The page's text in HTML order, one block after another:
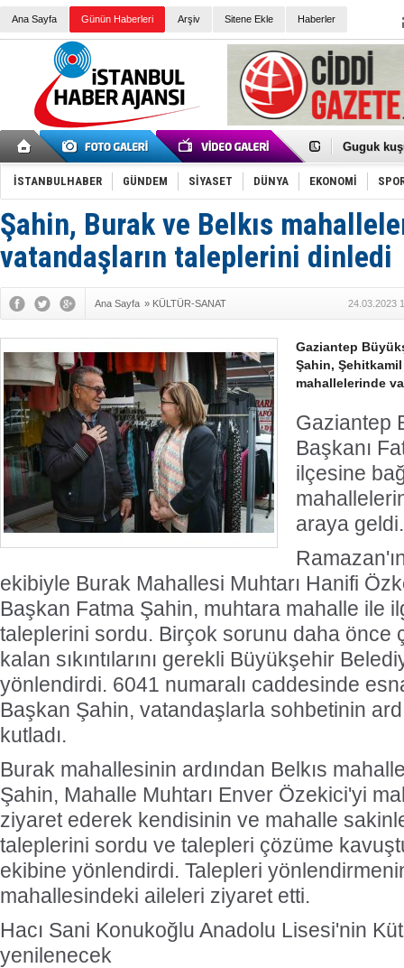
Ana Sayfa Günün Haberleri Arşiv Sitene Ekle Haberler
Elena
Düşük
Türk
Guguk
Sneaker
Erkek
Tommy
Yeri
Ceza
Kayyum
Ankara
Kemal
İtalyan
İSTANBULHABER GÜNDEM SİYASET DÜNYA EKONOMİ
Şahin, Burak ve Belkıs
vatandaşların taleplerini dinledi
Ana Sayfa » KÜLTÜR-SANAT 24.03.2023
Gaziantep
Şahin,
mahallelerinde
Gaziantep
Başkanı
ilçesine
araya geldi.
ekibiyle Burak Mahallesi Muhtarı Hanifi
Başkan Fatma Şahin, muhtara mahalle ile
taleplerini sordu. Birçok sorunu daha önce
kalan sıkıntılarını gerekli Büyükşehir
yönlendirdi. 6041 numaralı caddesinde
Başkan Şahin, vatandaşlarla sohbetinin
kutladı.
Burak mahallesinin ardından Belkıs
Şahin, Mahalle Muhtarı Enver Özekici'yi
ziyaret ederek kendisinin ve mahalle
taleplerini sordu ve talepleri çözüme
ekibine yönlendirdi. Talepleri
mahallesindeki aileleri ziyaret etti.
Hacı Sani Konukoğlu Anadolu Lisesi'nin
yenilenecek
Türk